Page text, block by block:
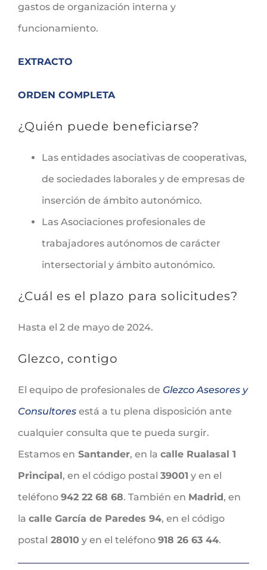
gastos de organización interna y
funcionamiento.
EXTRACTO
ORDEN COMPLETA
¿Quién puede beneficiarse?
Las entidades asociativas de cooperativas,
de sociedades laborales y de empresas de
inserción de ámbito autonómico.
Las Asociaciones profesionales de
trabajadores autónomos de carácter
intersectorial y ámbito autonómico.
¿Cuál es el plazo para solicitudes?
Hasta el 2 de mayo de 2024.
Glezco, contigo
El equipo de profesionales de Glezco Asesores y
Consultores está a tu plena disposición ante
cualquier consulta que te pueda surgir.
Estamos en Santander, en la calle Rualasal 1
Principal, en el código postal 39001 y en el
teléfono 942 22 68 68. También en Madrid, en
la calle García de Paredes 94, en el código
postal 28010 y en el teléfono 918 26 63 44.